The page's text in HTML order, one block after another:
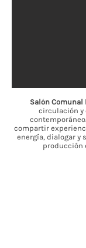
Salón Comunal
circulación y
compartir
energía, dialogar y
producción